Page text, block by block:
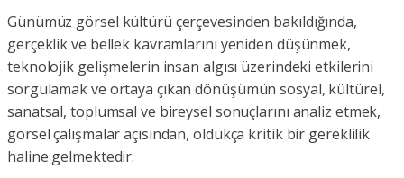
Günümüz görsel kültürü çerçevesinden bakıldığında,
gerçeklik ve bellek kavramlarını yeniden düşünmek,
teknolojik gelişmelerin insan algısı üzerindeki etkilerini
sorgulamak ve ortaya çıkan dönüşümün sosyal, kültürel,
sanatsal, toplumsal ve bireysel sonuçlarını analiz etmek,
görsel çalışmalar açısından, oldukça kritik bir gereklilik
haline gelmektedir.